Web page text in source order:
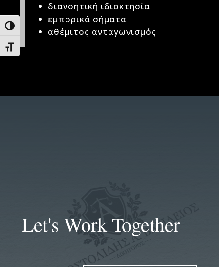
Εναλλαγή Υψηλής Αντίθεσης
Εναλλαγή Μεγέθους Γραμμάτων
διανοητική ιδιοκτησία
εμπορικά σήματα
αθέμιτος ανταγωνισμός
Let's Work Together